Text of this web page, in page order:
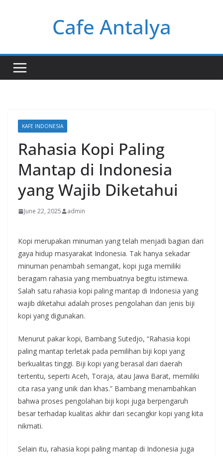
Cafe Antalya
KAFE INDONESIA
Rahasia Kopi Paling
Mantap di Indonesia
yang Wajib Diketahui
June 22, 2025 admin
Kopi merupakan minuman yang telah menjadi bagian dari
gaya hidup masyarakat Indonesia. Tak hanya sekadar
minuman penambah semangat, kopi juga memiliki
beragam rahasia yang membuatnya begitu istimewa.
Salah satu rahasia kopi paling mantap di Indonesia yang
wajib diketahui adalah proses pengolahan dan jenis biji
kopi yang digunakan.
Menurut pakar kopi, Bambang Sutedjo, “Rahasia kopi
paling mantap terletak pada pemilihan biji kopi yang
berkualitas tinggi. Biji kopi yang berasal dari daerah
tertentu, seperti Aceh, Toraja, atau Jawa Barat, memiliki
cita rasa yang unik dan khas.” Bambang menambahkan
bahwa proses pengolahan biji kopi juga berpengaruh
besar terhadap kualitas akhir dari secangkir kopi yang kita
nikmati.
Selain itu, rahasia kopi paling mantap di Indonesia juga